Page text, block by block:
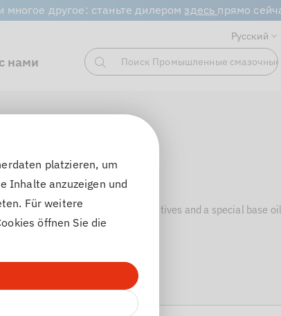
platzieren, um
Inhalte anzuzeigen und
Für weitere
öffnen Sie die
другое: станьте дилером здесь прямо
Русский
нами Поиск
Поиск Промышленные
BM
ATF based on the latest additives and a special base
Colour: yellow.